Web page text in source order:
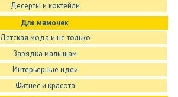
Десерты и коктейли
Для мамочек
Детская мода и не только
Зарядка малышам
Интерьерные идеи
Фитнес и красота